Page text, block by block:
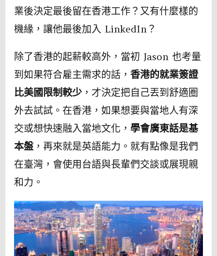
業後決定最後留在香港工作？又有什麼樣的
機緣，讓他最後加入 LinkedIn？
除了香港的起薪較高外，當初 Jason 也考量
到如果符合雇主需求的話， 香港的就業簽證
比美國限制較少 ，才決定把自己丟到舒適圈
外去試試。在香港，如果想要與當地人有深
交或想快速融入當地文化， 學會廣東話是基
本盤 ，再來就是英語能力。就有點像是我們
在臺灣，會使用台語與長輩們交談或展現親
和力。